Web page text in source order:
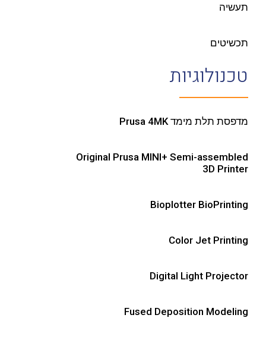
תעשיה
תכשיטים
טכנולוגיות
מדפסת תלת מימד Prusa 4MK
Original Prusa MINI+ Semi-assembled
3D Printer
Bioplotter BioPrinting
Color Jet Printing
Digital Light Projector
Fused Deposition Modeling